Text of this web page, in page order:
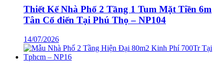
Thiết Kế Nhà Phố 2 Tầng 1 Tum Mặt Tiền 6m
Tân Cổ điển Tại Phú Thọ – NP104
14/07/2026